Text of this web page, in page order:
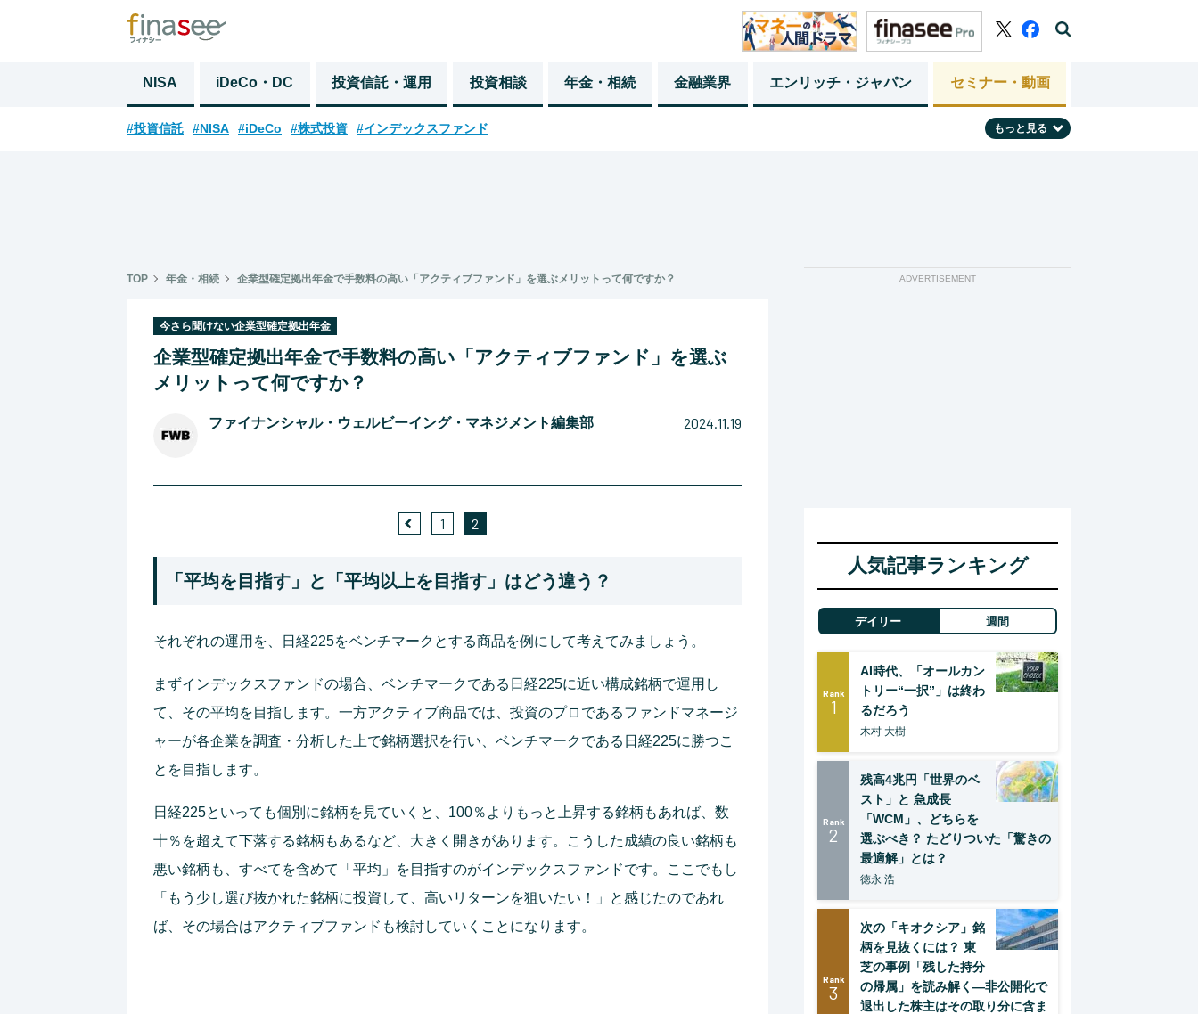
NISA iDeCo・DC 投資信託・運用 投資相談 年金・相続 金融業界 エンリッチ・ジャパン セミナー・動画
#投資信託 #NISA #iDeCo #株式投資 #インデックスファンド もっと見る
TOP 年金・相続 企業型確定拠出年金で手数料の高い「アクティブファンド」を選ぶメリットって何ですか？
今さら聞けない企業型確定拠出年金
企業型確定拠出年金で手数料の高い「アクティブファンド」を選ぶ
メリットって何ですか？
ファイナンシャル・ウェルビーイング・マネジメント編集部 2024.11.19
1 2
「平均を目指す」と「平均以上を目指す」はどう違う？
それぞれの運用を、日経225をベンチマークとする商品を例にして考えてみましょう。
まずインデックスファンドの場合、ベンチマークである日経225に近い構成銘柄で運用し
て、その平均を目指します。一方アクティブ商品では、投資のプロであるファンドマネージ
ャーが各企業を調査・分析した上で銘柄選択を行い、ベンチマークである日経225に勝つこ
とを目指します。
日経225といっても個別に銘柄を見ていくと、100％よりもっと上昇する銘柄もあれば、数
十％を超えて下落する銘柄もあるなど、大きく開きがあります。こうした成績の良い銘柄も
悪い銘柄も、すべてを含めて「平均」を目指すのがインデックスファンドです。ここでもし
「もう少し選び抜かれた銘柄に投資して、高いリターンを狙いたい！」と感じたのであれ
ば、その場合はアクティブファンドも検討していくことになります。
ADVERTISEMENT
人気記事ランキング
デイリー 週間
Rank
1
AI時代、「オールカン
トリー“一択”」は終わ
るだろう
木村 大樹
Rank
2
残高4兆円「世界のベ
スト」と 急成長
「WCM」、どちらを
選ぶべき？ たどりついた「驚きの
最適解」とは？
徳永 浩
Rank
3
次の「キオクシア」銘
柄を見抜くには？ 東
芝の事例「残した持分
の帰属」を読み解く—非公開化で
退出した株主はその取り分に含ま